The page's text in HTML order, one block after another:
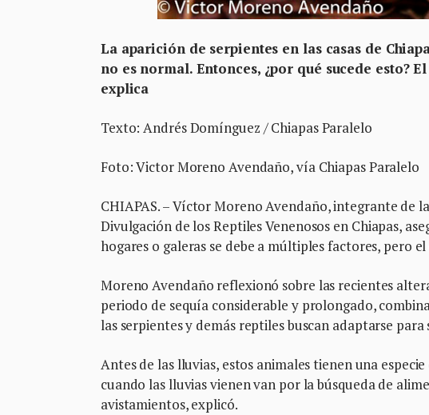
La aparición de serpientes en las casas de
no es normal. Entonces, ¿por qué sucede esto?
explica
Texto: Andrés Domínguez / Chiapas Paralelo
Foto: Victor Moreno Avendaño, vía Chiapas Paralelo
CHIAPAS. – Víctor Moreno Avendaño, integrante de
Divulgación de los Reptiles Venenosos en Chiapas,
hogares o galeras se debe a múltiples factores, pero
Moreno Avendaño reflexionó sobre las recientes
periodo de sequía considerable y prolongado,
las serpientes y demás reptiles buscan adaptarse para
Antes de las lluvias, estos animales tienen una
cuando las lluvias vienen van por la búsqueda de
avistamientos, explicó.